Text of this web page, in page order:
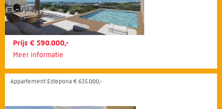
Prijs € 590.000,-
Meer informatie
Appartement Estepona € 635.000,-